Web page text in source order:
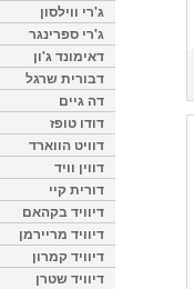
ג'רי ווילסון
ג'רי ספרינגר
דאימונד ג'ון
דבורית שרגל
דה גיים
דודו טופז
דוויט הווארד
דווין וויד
דורית קיי
דיוויד בקהאם
דיוויד מריירמן
דיוויד קמרון
דיוויד שטרן